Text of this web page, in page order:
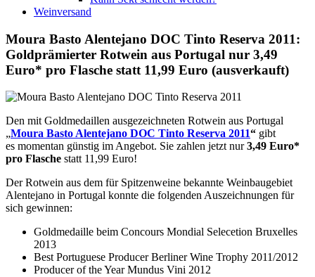
Weinversand
Moura Basto Alentejano DOC Tinto Reserva 2011:
Goldprämierter Rotwein aus Portugal nur 3,49
Euro* pro Flasche statt 11,99 Euro (ausverkauft)
Den mit Goldmedaillen ausgezeichneten Rotwein aus Portugal
„Moura Basto Alentejano DOC Tinto Reserva 2011“ gibt
es momentan günstig im Angebot. Sie zahlen jetzt nur3,49 Euro*
pro Flasche statt 11,99 Euro!
Der Rotwein aus dem für Spitzenweine bekannte Weinbaugebiet
Alentejano in Portugal konnte die folgenden Auszeichnungen für
sich gewinnen:
Goldmedaille beim Concours Mondial Selecetion Bruxelles
2013
Best Portuguese Producer Berliner Wine Trophy 2011/2012
Producer of the Year Mundus Vini 2012